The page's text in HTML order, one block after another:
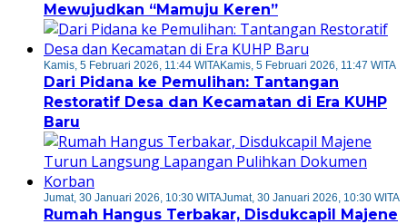
Mewujudkan “Mamuju Keren”
Kamis, 5 Februari 2026, 11:44 WITAKamis, 5 Februari 2026, 11:47 WITA
Dari Pidana ke Pemulihan: Tantangan
Restoratif Desa dan Kecamatan di Era KUHP
Baru
Jumat, 30 Januari 2026, 10:30 WITAJumat, 30 Januari 2026, 10:30 WITA
Rumah Hangus Terbakar, Disdukcapil Majene